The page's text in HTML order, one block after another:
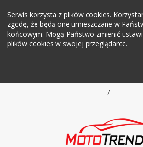
Serwis korzysta z plików cookies.
zgodę, że będą one umieszczane w
końcowym. Mogą Państwo zmienić
plików cookies w swojej przeglądarce.
/